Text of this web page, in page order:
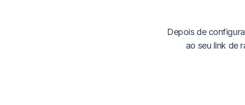
Depois de
ao seu link de